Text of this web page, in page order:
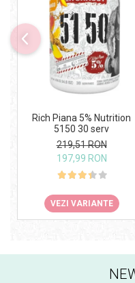
Rich Piana 5% Nutrition
5150 30 serv
219,51 RON
197,99 RON
VEZI VARIANTE